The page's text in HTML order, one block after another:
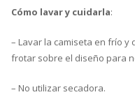
Cómo lavar y cuidarla:
– Lavar la camiseta en frío y
frotar sobre el diseño para
– No utilizar secadora.